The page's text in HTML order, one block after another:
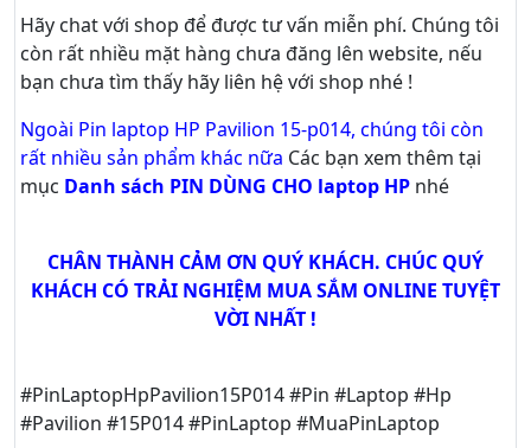
Hãy chatvới shop để được tư vấn miễn phí. Chúng tôi
còn rất nhiều mặt hàng chưa đăng lên website, nếu
bạn chưa tìm thấy hãy liên hệ với shop nhé !
Ngoài Pin laptop HP Pavilion 15-p014, chúng tôi còn
rất nhiều sản phẩm khác nữa Các bạn xem thêm tại
mục Danh sách PIN DÙNG CHO laptop HP nhé
CHÂN THÀNH CẢM ƠN QUÝ KHÁCH. CHÚC QUÝ
KHÁCH CÓ TRẢI NGHIỆM MUA SẮM ONLINE TUYỆT
VỜI NHẤT !
#PinLaptopHpPavilion15P014 #Pin #Laptop #Hp
#Pavilion #15P014 #PinLaptop #MuaPinLaptop